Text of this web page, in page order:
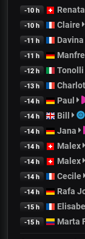
-10 h Renata
-10 h Claire
-11 h Davina
-11 h
-12 h Tonolli
-13 h
-14 h Paul
-14 h Bill
-14 h Jana
-14 h Malex
-14 h Malex
-14 h Cecile
-14 h Rafa
-15 h
-15 h Marta